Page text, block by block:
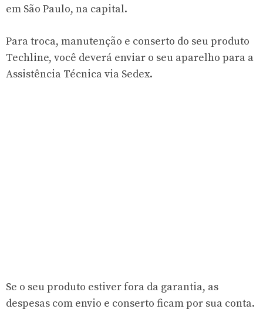
em São Paulo, na capital.
Para troca, manutenção e conserto do seu produto
Techline, você deverá enviar o seu aparelho para a
Assistência Técnica via Sedex.
Se o seu produto estiver fora da garantia, as
despesas com envio e conserto ficam por sua conta.